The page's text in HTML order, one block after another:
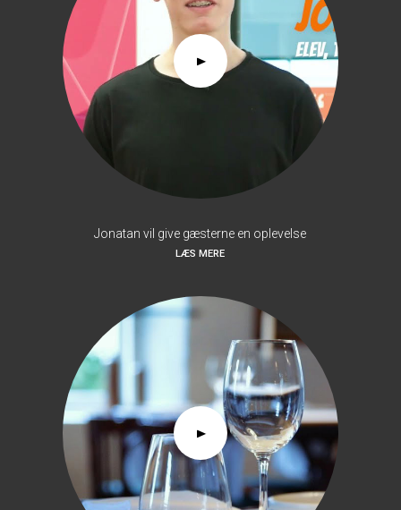
Jonatan vil give gæsterne en oplevelse
LÆS MERE